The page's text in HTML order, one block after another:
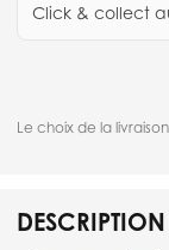
Click & collect
Le choix de la
DESCRIPTION